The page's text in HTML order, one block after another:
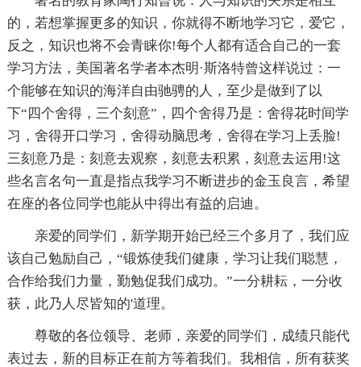
的，若想掌握更多的知识，你就得不断地学习它，爱它，
反之，知识也将不会青睐你!每个人都有适合自己的一套
学习方法，美国著名学者本杰明·斯洛特曾这样说过：一
个能够在知识的海洋自由驰骋的人，至少是做到了以
下“四个舍得，三个刻意”，四个舍得乃是：舍得花时间学
习，舍得开口学习，舍得动脑思考，舍得在学习上丢脸!
三刻意乃是：刻意去观察，刻意去积累，刻意去运用!这
些名言名句一直是指点我学习不断进步的金玉良言，希望
在座的各位同学也能从中得出有益的启迪。
亲爱的同学们，新学期开始已经三个多月了，我们应
该自己勉励自己，“锻炼使我们健康，学习让我们聪慧，
合作给我们力量，勤勉促我们成功。”一分耕耘，一分收
获，此乃人尽皆知的'道理。
尊敬的各位领导、老师，亲爱的同学们，成绩只能代
表过去，新的目标正在前方等着我们。我相信，所有获奖